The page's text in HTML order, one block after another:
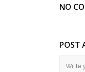
NO
POST